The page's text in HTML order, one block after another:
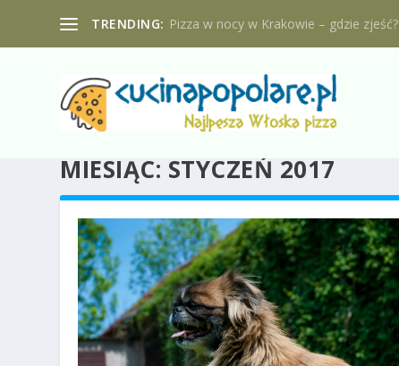
TRENDING: Pizza w nocy w Krakowie – gdzie zjeść?
MIESIĄC: STYCZEŃ 2017